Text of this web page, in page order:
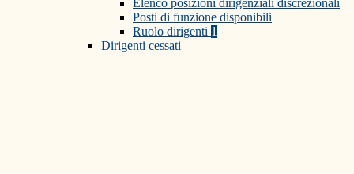
Elenco posizioni dirigenziali discrezionali
Posti di funzione disponibili
Ruolo dirigenti 1
Dirigenti cessati